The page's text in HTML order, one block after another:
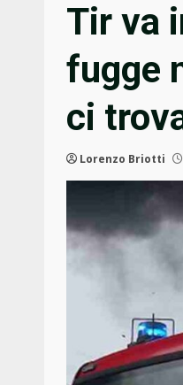
Tir va
fugge
ci
Lorenzo Briotti